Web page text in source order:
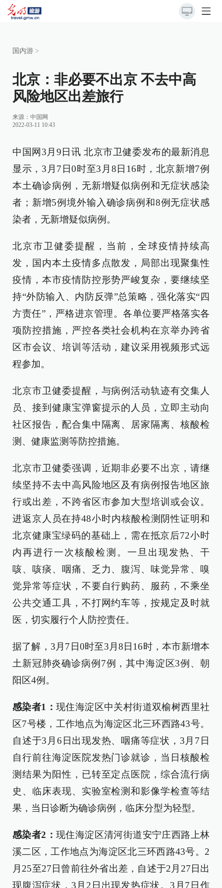
国内游 >
北京：非必要不出京 不去中高
风险地区出差旅行
来源： 中国网
2022-03-11 10:43
中国网3月9日讯 北京市卫健委发布的最新消息
显示，3月7日0时至3月8日16时，北京新增7例
本土确诊病例，无新增疑似病例和无症状感染
者；新增5例境外输入确诊病例和8例无症状感
染者，无新增疑似病例。
北京市卫健委提醒，当前，全球疫情持续高
发，国内本土疫情多点散发，局部出现聚集性
疫情，本市疫情防控形势严峻复杂，要继续坚
持“外防输入、内防反弹”总策略，强化落实“四
方责任”，严格进京管理。各单位要严格落实各
项防控措施，严控各类社会机构在京举办跨省
区市会议、培训等活动，建议采用视频形式远
程参加。
北京市卫健委提醒，与病例活动轨迹有交集人
员、接到健康宝弹窗提示的人员，立即主动向
社区报告，配合集中隔离、居家隔离、核酸检
测、健康监测等防控措施。
北京市卫健委强调，近期非必要不出京，请继
续坚持不去中高风险地区及有病例报告地区旅
行或出差，不跨省区市参加大型培训或会议。
进返京人员在持48小时内核酸检测阴性证明和
北京健康宝绿码的基础上，需在抵京后72小时
内再进行一次核酸检测。一旦出现发热、干
咳、咳痰、咽痛、乏力、腹泻、味觉异常、嗅
觉异常等症状，不要自行购药、服药，不乘坐
公共交通工具，不打网约车等，按规定及时就
医，切实履行个人防控责任。
据了解，3月7日0时至3月8日16时，本市新增本
土新冠肺炎确诊病例7例，其中海淀区3例、朝
阳区4例。
感染者1： 现住海淀区中关村街道双榆树西里社
区7号楼，工作地点为海淀区北三环西路43号。
自述于3月6日出现发热、咽痛等症状，3月7日
自行前往海淀医院发热门诊就诊，当日核酸检
测结果为阳性，已转至定点医院，综合流行病
史、临床表现、实验室检测和影像学检查等结
果，当日诊断为确诊病例，临床分型为轻型。
感染者2： 现住海淀区清河街道安宁庄西路上林
溪二区，工作地点为海淀区北三环西路43号。2
月25至27日曾前往外省出差，自述于2月27日出
现腹泻症状，3月2日出现发热症状。3月7日作